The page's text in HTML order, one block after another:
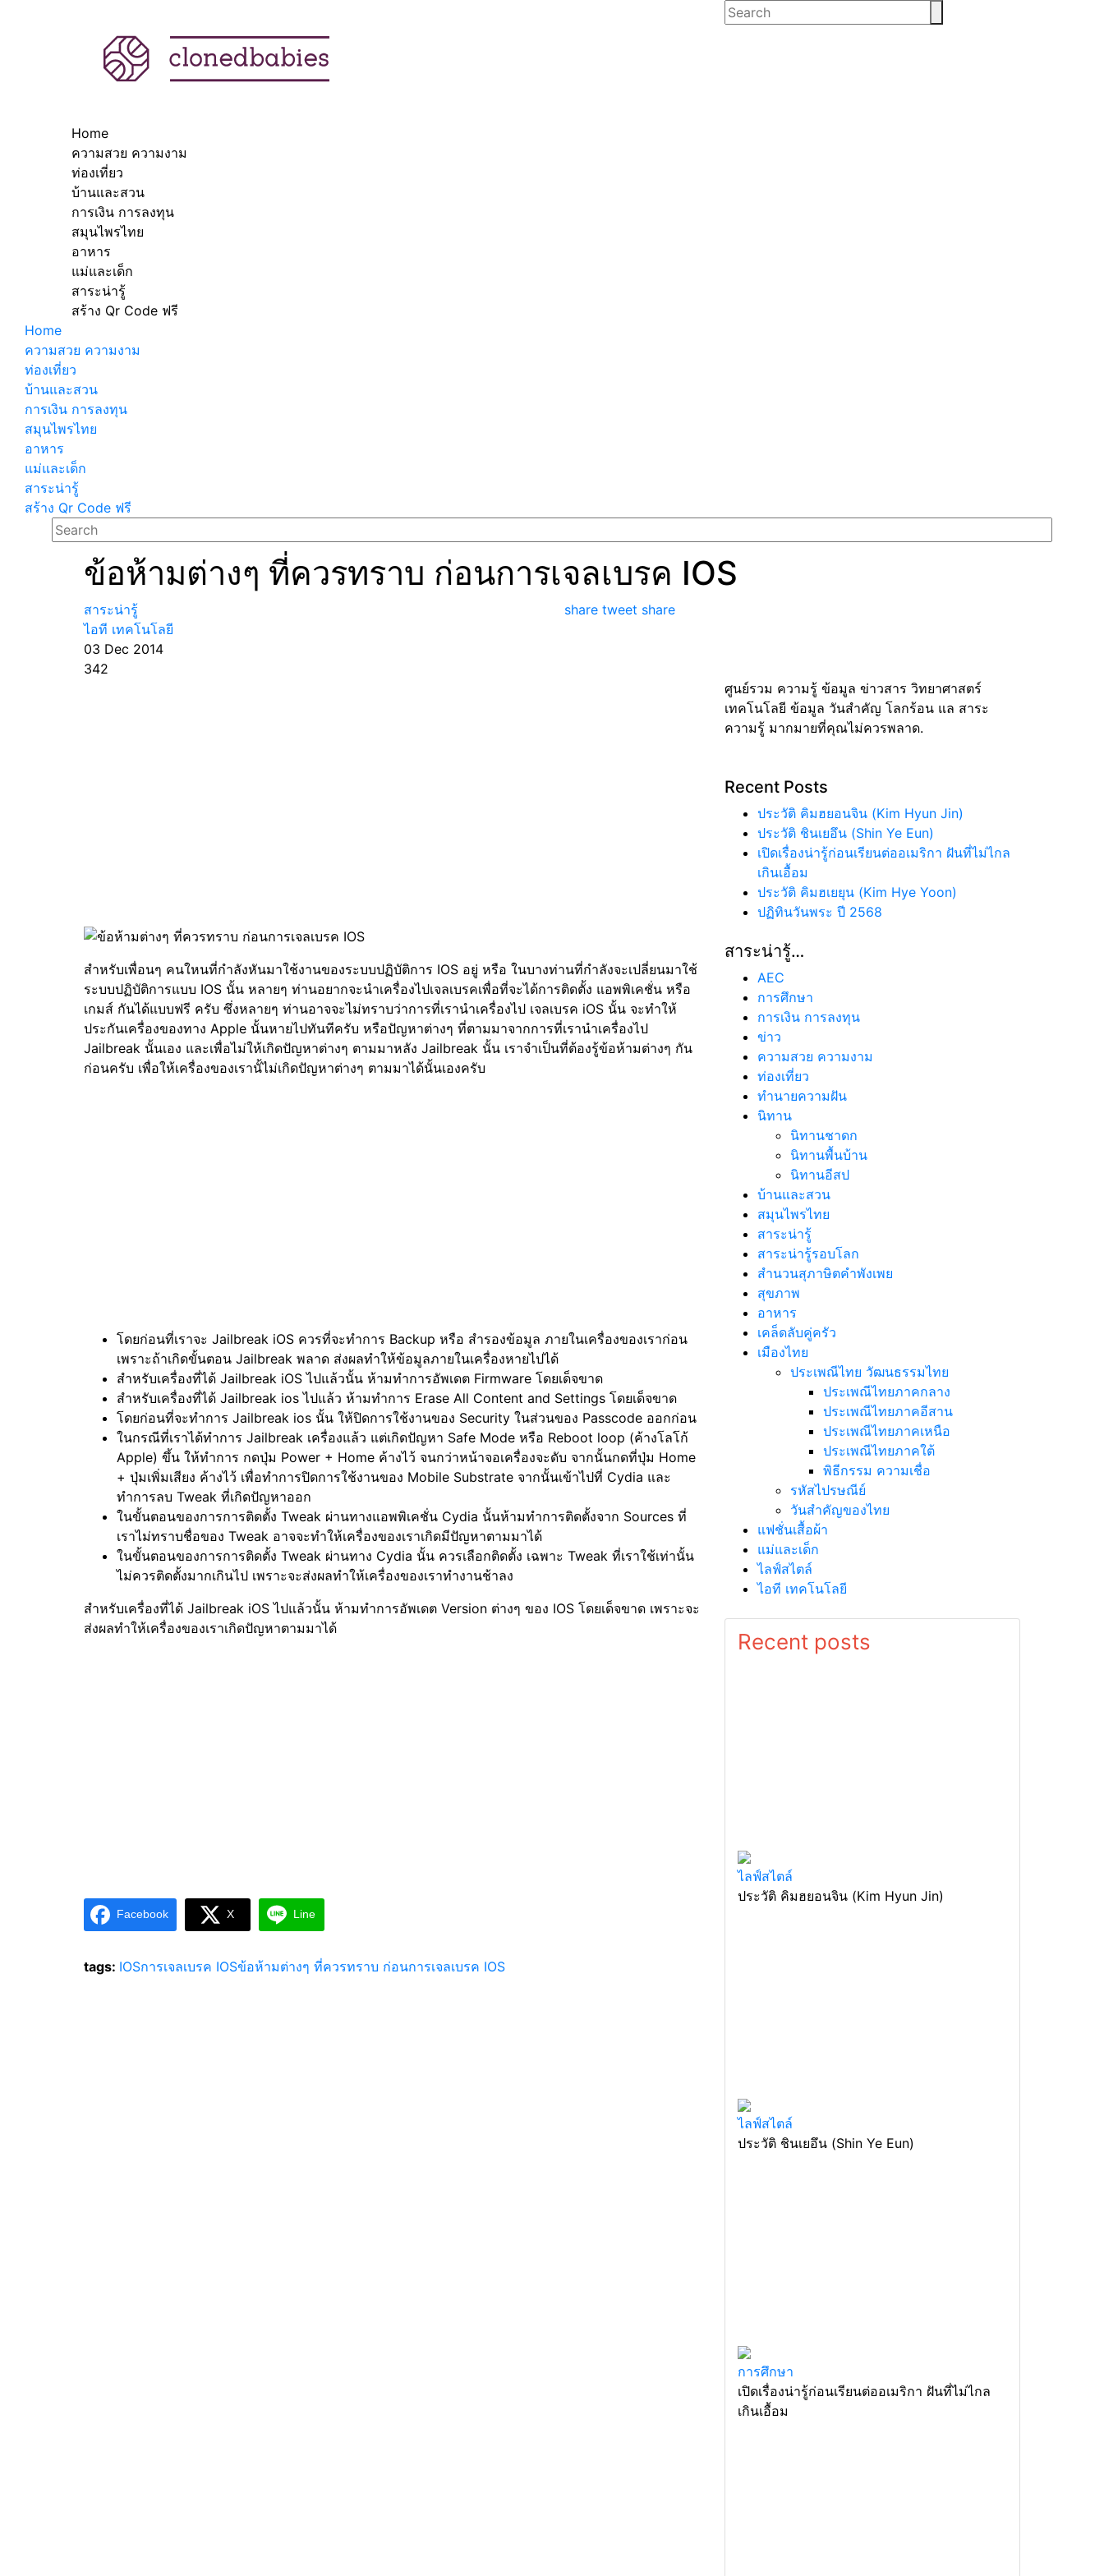
Home
ความสวย ความงาม
ท่องเที่ยว
บ้านและสวน
การเงิน การลงทุน
สมุนไพรไทย
อาหาร
แม่และเด็ก
สาระน่ารู้
สร้าง Qr Code ฟรี
Home
ความสวย ความงาม
ท่องเที่ยว
บ้านและสวน
การเงิน การลงทุน
สมุนไพรไทย
อาหาร
แม่และเด็ก
สาระน่ารู้
สร้าง Qr Code ฟรี
ข้อห้ามต่างๆ ที่ควรทราบ ก่อนการเจลเบรค IOS
สาระน่ารู้
ไอที เทคโนโลยี
03 Dec 2014
342
share tweet share
สำหรับเพื่อนๆ คนใหนที่กำลังหันมาใช้งานของระบบปฏิบัติการ IOS อยู่ หรือ ในบางท่านที่กำลังจะเปลี่ยนมาใช้
ระบบปฏิบัติการแบบ IOS นั้น หลายๆ ท่านอยากจะนำเครื่องไปเจลเบรคเพื่อที่จะได้การติดตั้ง แอพพิเคชั่น หรือ
เกมส์ กันได้แบบฟรี ครับ ซึ่งหลายๆ ท่านอาจจะไม่ทราบว่าการที่เรานำเครื่องไป เจลเบรค iOS นั้น จะทำให้
ประกันเครื่องของทาง Apple นั้นหายไปทันทีครับ หรือปัญหาต่างๆ ที่ตามมาจากการที่เรานำเครื่องไป
Jailbreak นั้นเอง และเพื่อไม่ให้เกิดปัญหาต่างๆ ตามมาหลัง Jailbreak นั้น เราจำเป็นที่ต้องรู้ข้อห้ามต่างๆ กัน
ก่อนครับ เพื่อให้เครื่องของเรานั้ไม่เกิดปัญหาต่างๆ ตามมาได้นั้นเองครับ
โดยก่อนที่เราจะ Jailbreak iOS ควรที่จะทำการ Backup หรือ สำรองข้อมูล ภายในเครื่องของเราก่อน
เพราะถ้าเกิดขั้นตอน Jailbreak พลาด ส่งผลทำให้ข้อมูลภายในเครื่องหายไปได้
สำหรับเครื่องที่ได้ Jailbreak iOS ไปแล้วนั้น ห้ามทำการอัพเดต Firmware โดยเด็จขาด
สำหรับเครื่องที่ได้ Jailbreak ios ไปแล้ว ห้ามทำการ Erase All Content and Settings โดยเด็จขาด
โดยก่อนที่จะทำการ Jailbreak ios นั้น ให้ปิดการใช้งานของ Security ในส่วนของ Passcode ออกก่อน
ในกรณีที่เราได้ทำการ Jailbreak เครื่องแล้ว แต่เกิดปัญหา Safe Mode หรือ Reboot loop (ค้างโลโก้
Apple) ขึ้น ให้ทำการ กดปุ่ม Power + Home ค้างไว้ จนกว่าหน้าจอเครื่องจะดับ จากนั้นกดที่ปุ่ม Home
+ ปุ่มเพิ่มเสียง ค้างไว้ เพื่อทำการปิดการใช้งานของ Mobile Substrate จากนั้นเข้าไปที่ Cydia และ
ทำการลบ Tweak ที่เกิดปัญหาออก
ในขั้นตอนของการการติดตั้ง Tweak ผ่านทางแอพพิเคชั่น Cydia นั้นห้ามทำการติดตั้งจาก Sources ที่
เราไม่ทราบชื่อของ Tweak อาจจะทำให้เครื่องของเราเกิดมีปัญหาตามมาได้
ในขั้นตอนของการการติดตั้ง Tweak ผ่านทาง Cydia นั้น ควรเลือกติดตั้ง เฉพาะ Tweak ที่เราใช้เท่านั้น
ไม่ควรติดตั้งมากเกินไป เพราะจะส่งผลทำให้เครื่องของเราทำงานช้าลง
สำหรับเครื่องที่ได้ Jailbreak iOS ไปแล้วนั้น ห้ามทำการอัพเดต Version ต่างๆ ของ IOS โดยเด็จขาด เพราะจะ
ส่งผลทำให้เครื่องของเราเกิดปัญหาตามมาได้
Facebook X Line
tags: IOSการเจลเบรค IOSข้อห้ามต่างๆ ที่ควรทราบ ก่อนการเจลเบรค IOS
ศูนย์รวม ความรู้ ข้อมูล ข่าวสาร วิทยาศาสตร์
เทคโนโลยี ข้อมูล วันสำคัญ โลกร้อน แล สาระ
ความรู้ มากมายที่คุณไม่ควรพลาด.
Recent Posts
ประวัติ คิมฮยอนจิน (Kim Hyun Jin)
ประวัติ ชินเยอึน (Shin Ye Eun)
เปิดเรื่องน่ารู้ก่อนเรียนต่ออเมริกา ฝันที่ไม่ไกล
เกินเอื้อม
ประวัติ คิมฮเยยุน (Kim Hye Yoon)
ปฏิทินวันพระ ปี 2568
สาระน่ารู้…
AEC
การศึกษา
การเงิน การลงทุน
ข่าว
ความสวย ความงาม
ท่องเที่ยว
ทํานายความฝัน
นิทาน
นิทานชาดก
นิทานพื้นบ้าน
นิทานอีสป
บ้านและสวน
สมุนไพรไทย
สาระน่ารู้
สาระน่ารู้รอบโลก
สำนวนสุภาษิตคำพังเพย
สุขภาพ
อาหาร
เคล็ดลับคู่ครัว
เมืองไทย
ประเพณีไทย วัฒนธรรมไทย
ประเพณีไทยภาคกลาง
ประเพณีไทยภาคอีสาน
ประเพณีไทยภาคเหนือ
ประเพณีไทยภาคใต้
พิธีกรรม ความเชื่อ
รหัสไปรษณีย์
วันสำคัญของไทย
แฟชั่นเสื้อผ้า
แม่และเด็ก
ไลฟ์สไตล์
ไอที เทคโนโลยี
Recent posts
ไลฟ์สไตล์
ประวัติ คิมฮยอนจิน (Kim Hyun Jin)
ไลฟ์สไตล์
ประวัติ ชินเยอึน (Shin Ye Eun)
การศึกษา
เปิดเรื่องน่ารู้ก่อนเรียนต่ออเมริกา ฝันที่ไม่ไกล
เกินเอื้อม